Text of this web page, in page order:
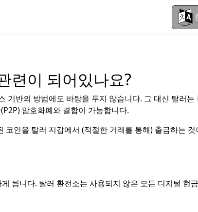
련이 되어있나요?
반의 방법에도 바탕을 두지 않습니다. 그 대신 탈러는
암호화폐와 결합이 가능합니다.
인을 탈러 지갑에서 (적절한 거래를 통해) 출금하는 것
됩니다. 탈러 환전소는 사용되지 않은 모든 디지털 현